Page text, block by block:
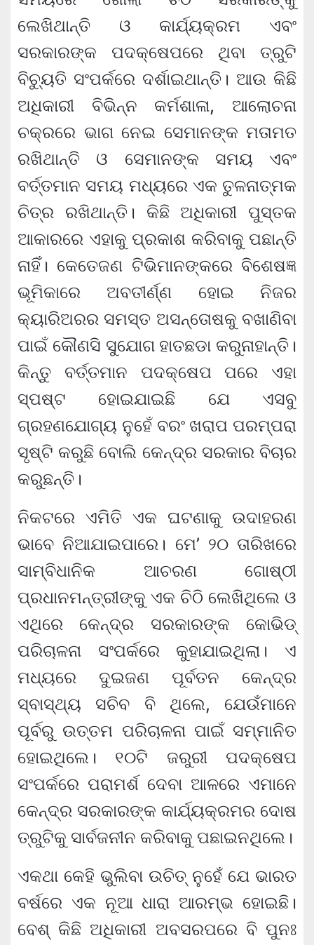
ଲେଖିଥାନ୍ତି ଓ କାର୍ଯ୍ୟକ୍ରମ ଏବଂ
ସରକାରଙ୍କ ପଦକ୍ଷେପରେ ଥିବା ତ୍ରୁଟି
ବିଚ୍ୟୁତି ସଂପର୍କରେ ଦର୍ଶାଇଥାନ୍ତି। ଆଉ କିଛି
ଅଧିକାରୀ ବିଭିନ୍ନ କର୍ମଶାଳା, ଆଲୋଚନା
ଚକ୍ରରେ ଭାଗ ନେଇ ସେମାନଙ୍କ ମତାମତ
ରଖିଥାନ୍ତି ଓ ସେମାନଙ୍କ ସମୟ ଏବଂ
ବର୍ତ୍ତମାନ ସମୟ ମଧ୍ୟରେ ଏକ ତୁଳନାତ୍ମକ
ଚିତ୍ର ରଖିଥାନ୍ତି। କିଛି ଅଧିକାରୀ ପୁସ୍ତକ
ଆକାରରେ ଏହାକୁ ପ୍ରକାଶ କରିବାକୁ ପଛାନ୍ତି
ନାହିଁ। କେତେଜଣ ଟିଭିମାନଙ୍କରେ ବିଶେଷଜ୍ଞ
ଭୂମିକାରେ ଅବତୀର୍ଣ୍ଣ ହୋଇ ନିଜର
କ୍ୟାରିଅରର ସମସ୍ତ ଅସନ୍ତୋଷକୁ ବଖାଣିବା
ପାଇଁ କୌଣସି ସୁଯୋଗ ହାତଛଡା କରୁନାହାନ୍ତି।
କିନ୍ତୁ ବର୍ତ୍ତମାନ ପଦକ୍ଷେପ ପରେ ଏହା
ସ୍ପଷ୍ଟ ହୋଇଯାଇଛି ଯେ ଏସବୁ
ଗ୍ରହଣଯୋଗ୍ୟ ନୁହେଁ ବରଂ ଖରାପ ପରମ୍ପରା
ସୃଷ୍ଟି କରୁଛି ବୋଲି କେନ୍ଦ୍ର ସରକାର ବିଚାର
କରୁଛନ୍ତି।
ନିକଟରେ ଏମିତି ଏକ ଘଟଣାକୁ ଉଦାହରଣ
ଭାବେ ନିଆଯାଇପାରେ। ମେ’ ୨୦ ତାରିଖରେ
ସାମ୍ବିଧାନିକ ଆଚରଣ ଗୋଷ୍ଠୀ
ପ୍ରଧାନମନ୍ତ୍ରୀଙ୍କୁ ଏକ ଚିଠି ଲେଖିଥିଲେ ଓ
ଏଥିରେ କେନ୍ଦ୍ର ସରକାରଙ୍କ କୋଭିଡ୍
ପରିଚାଳନା ସଂପର୍କରେ କୁହାଯାଇଥିଲା। ଏ
ମଧ୍ୟରେ ଦୁଇଜଣ ପୂର୍ବତନ କେନ୍ଦ୍ର
ସ୍ବାସ୍ଥ୍ୟ ସଚିବ ବି ଥିଲେ, ଯେଉଁମାନେ
ପୂର୍ବରୁ ଉତ୍ତମ ପରିଚାଳନା ପାଇଁ ସମ୍ମାନିତ
ହୋଇଥିଲେ। ୧୦ଟି ଜରୁରୀ ପଦକ୍ଷେପ
ସଂପର୍କରେ ପରାମର୍ଶ ଦେବା ଆଳରେ ଏମାନେ
କେନ୍ଦ୍ର ସରକାରଙ୍କ କାର୍ଯ୍ୟକ୍ରମର ଦୋଷ
ତ୍ରୁଟିକୁ ସାର୍ବଜନୀନ କରିବାକୁ ପଛାଇନଥିଲେ।
ଏକଥା କେହି ଭୁଲିବା ଉଚିତ୍ ନୁହେଁ ଯେ ଭାରତ
ବର୍ଷରେ ଏକ ନୂଆ ଧାରା ଆରମ୍ଭ ହୋଇଛି।
ବେଶ୍ କିଛି ଅଧିକାରୀ ଅବସରପରେ ବି ପୁନଃ